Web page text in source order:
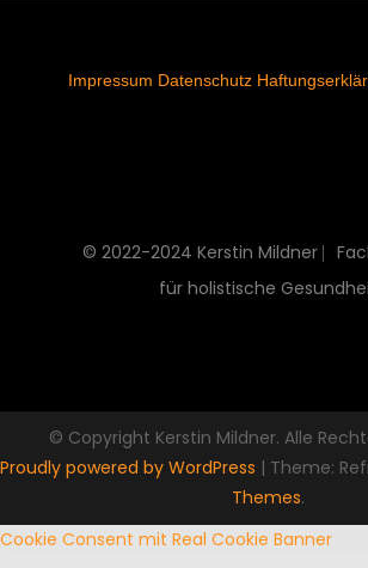
Impressum Datenschutz
© 2022-2024 Kerstin Mildner
für holistische
© Copyright Kerstin Mildner. Alle
Proudly powered by WordPress | Theme:
Themes.
Cookie Consent mit Real Cookie Banner